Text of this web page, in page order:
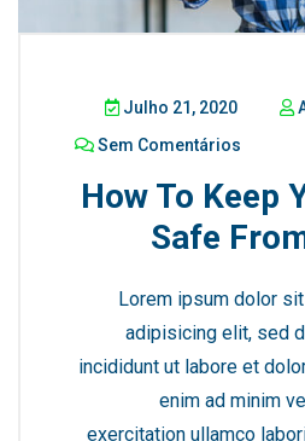
Julho 21, 2020
Sem Comentários
How To Keep
Safe
Lorem ipsum dolor
adipisicing elit, sed
incididunt ut labore et
enim ad minim
exercitation ullamco